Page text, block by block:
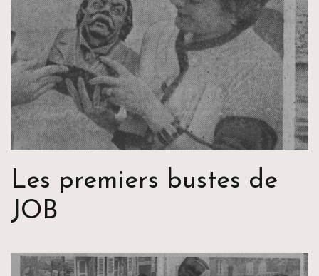
Les premiers bustes de
JOB